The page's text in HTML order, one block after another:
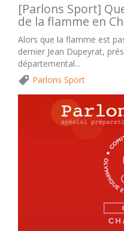
[Parlons Sport]
de la flamme en
Alors que la flamme est
dernier Jean Dupeyrat,
départemental...
Parlons Sport